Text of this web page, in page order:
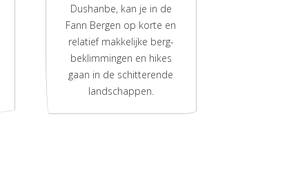
Dushanbe, kan je in de
Fann Bergen op korte en
relatief makkelijke berg-
beklimmingen en hikes
gaan in de schitterende
landschappen.